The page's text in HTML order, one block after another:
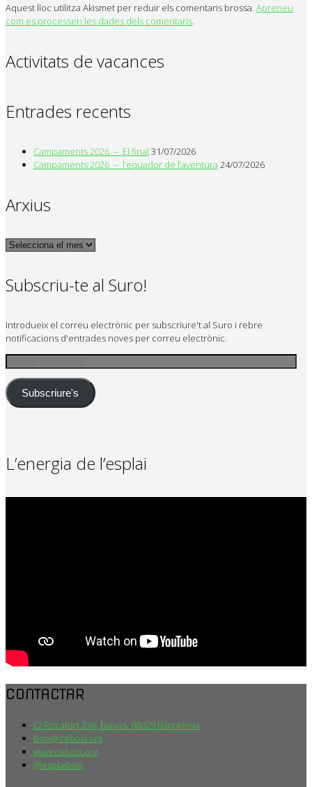
Aquest lloc utilitza Akismet per reduir els comentaris brossa. Apreneu
com es processen les dades dels comentaris.
Activitats de vacances
Entrades recents
Campaments 2026 – El final 31/07/2026
Campaments 2026 – l’equador de l’aventura 24/07/2026
Arxius
Arxius
Subscriu-te al Suro!
Introdueix el correu electrònic per subscriure't al Suro i rebre
notificacions d'entrades noves per correu electrònic.
Adreça
electrònica
Subscriure's
L’energia de l’esplai
CONTACTAR
C/ Rocafort 236, baixos. 08029 Barcelona
boix@ceboix.org
www.ceboix.org
@esplaiboix